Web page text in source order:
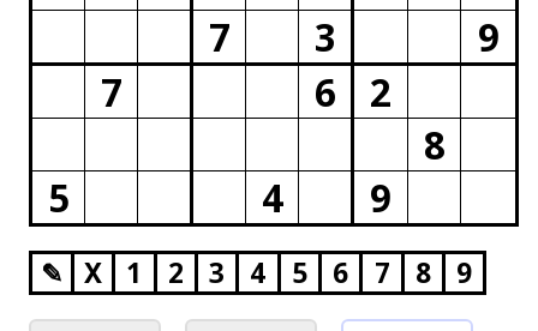
7
3
9
7
6
2
8
5
4 9
✎ X 1 2 3 4 5 6 7 8 9